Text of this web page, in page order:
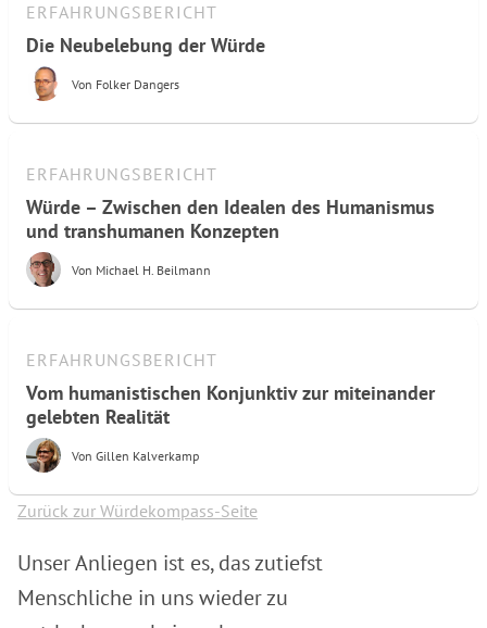
ERFAHRUNGSBERICHT
Die Neubelebung der Würde
Von Folker Dangers
ERFAHRUNGSBERICHT
Würde – Zwischen den Idealen des Humanismus
und transhumanen Konzepten
Von Michael H. Beilmann
ERFAHRUNGSBERICHT
Vom humanistischen Konjunktiv zur miteinander
gelebten Realität
Von Gillen Kalverkamp
Zurück zur Würdekompass-Seite
Unser Anliegen ist es, das zutiefst
Menschliche in uns wieder zu